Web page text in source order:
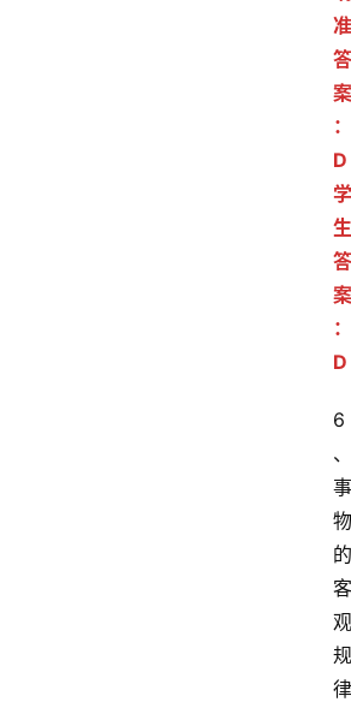
准
答
案
：
D
学
生
答
案
：
D
6
、
事
物
的
客
观
规
律